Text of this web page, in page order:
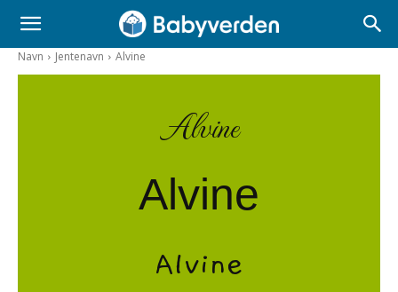
Navn Jentenavn Alvine
Alvine
Alvine
Alvine